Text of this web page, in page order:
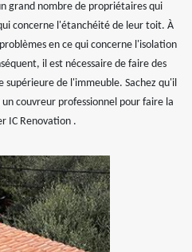
grand nombre de propriétaires qui
concerne l'étanchéité de leur toit. À
en ce qui concerne l'isolation
il est nécessaire de faire des
de l'immeuble. Sachez qu'il
couvreur professionnel pour faire la
IC Renovation .